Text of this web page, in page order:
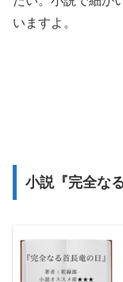
いますよ。
小説『完全